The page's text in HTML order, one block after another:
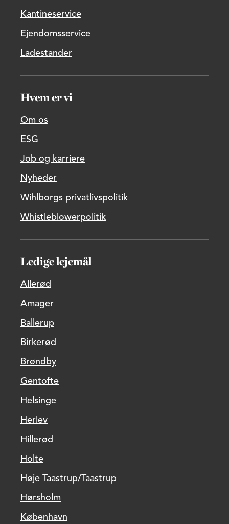
Kantineservice
Ejendomsservice
Ladestander
Hvem er vi
Om os
ESG
Job og karriere
Nyheder
Wihlborgs privatlivspolitik
Whistleblowerpolitik
Ledige lejemål
Allerød
Amager
Ballerup
Birkerød
Brøndby
Gentofte
Helsinge
Herlev
Hillerød
Holte
Høje Taastrup/Taastrup
Hørsholm
København